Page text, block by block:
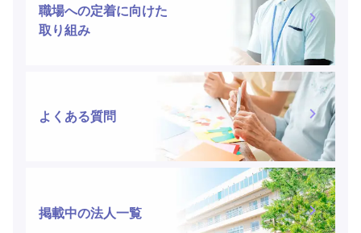
職場への定着に向けた
取り組み
よくある質問
掲載中の法人一覧